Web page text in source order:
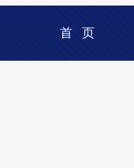
首 页